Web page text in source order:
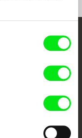
siedmich významných
pod Doc Alliance.